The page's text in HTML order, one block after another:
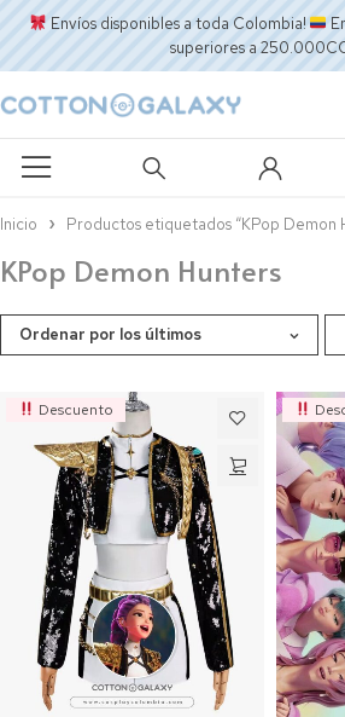
Envíos disponibles a toda Colombia!
superiores a
Inicio Productos etiquetados “KPop Demon
KPop Demon Hunters
Ordenar por los últimos
Descuento